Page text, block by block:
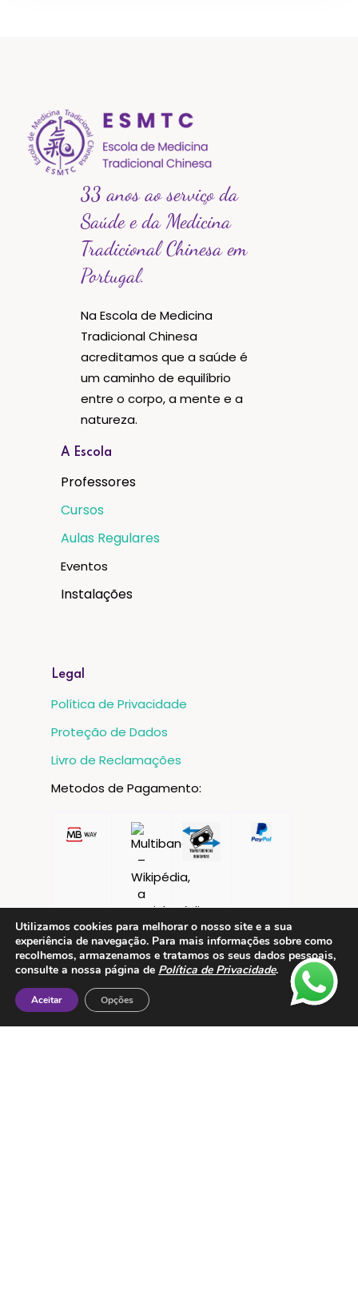
33 anos ao serviço da
Saúde e da Medicina
Tradicional Chinesa em
Portugal.
Na Escola de Medicina
Tradicional Chinesa
acreditamos que a saúde é
um caminho de equilíbrio
entre o corpo, a mente e a
natureza.
A Escola
Professores
Cursos
Aulas Regulares
Eventos
Instalações
Legal
Política de Privacidade
Proteção de Dados
Livro de Reclamações
Metodos de Pagamento:
Utilizamos cookies para melhorar o nosso site e a sua
experiência de navegação. Para mais informações sobre como
recolhemos, armazenamos e tratamos os seus dados pessoais,
consulte a nossa página de Política de Privacidade.
Aceitar Opções